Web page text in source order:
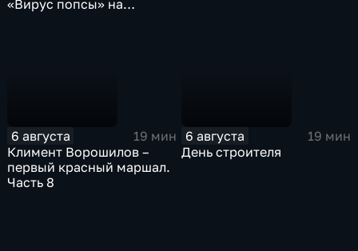
«Вирус попсы» на
6 августа
19 мин
Климент Ворошилов –
первый красный маршал.
Часть 8
6 августа
19 мин
День строителя